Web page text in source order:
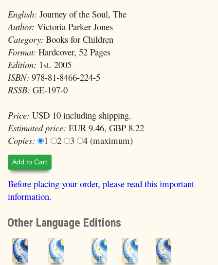
English: Journey of the Soul, The
Author: Victoria Parker Jones
Category: Books for Children
Format: Hardcover, 52 Pages
Edition: 1st. 2005
ISBN: 978-81-8466-224-5
RSSB: GE-197-0
Price: USD 10 including shipping.
Estimated price: EUR 9.46, GBP 8.22
Copies:
1 2 3 4 (maximum)
Add to Cart
Before placing your order, please read this important
information.
Other Language Editions